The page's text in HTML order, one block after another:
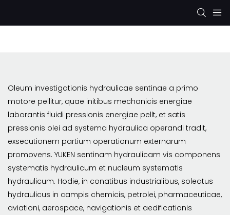
Oleum investigationis hydraulicae sentinae a primo
motore pellitur, quae initibus mechanicis energiae
laborantis fluidi pressionis energiae pellt, et satis
pressionis olei ad systema hydraulica operandi tradit,
exsecutionem partium operationum externarum
promovens. YUKEN sentinam hydraulicam vis componens
systematis hydraulicum et nucleum systematis
hydraulicum. Hodie, in conatibus industrialibus, soleatus
hydraulicus in campis chemicis, petrolei, pharmaceuticae,
aviationi, aerospace, navigationis et aedificationis